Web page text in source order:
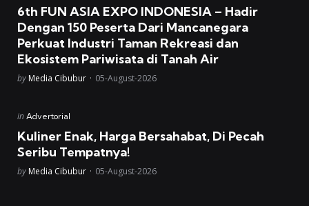
6th FUN ASIA EXPO INDONESIA – Hadir
Dengan 150 Peserta Dari Mancanegara
Perkuat Industri Taman Rekreasi dan
Ekosistem Pariwisata di Tanah Air
Posted
by Media Cibubur 05-August-2026
Posted
in Advertorial
Kuliner Enak, Harga Bersahabat, Di Pecah
Seribu Tempatnya!
Posted
by Media Cibubur 05-August-2026